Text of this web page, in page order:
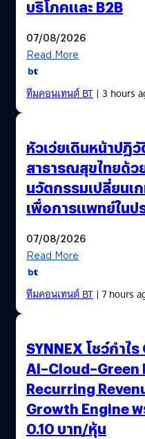
บริโภคและ B2B
07/08/2026
Read More
ทีมคอนเทนต์ BT| 3 hours
หัวเว่ยเดินหน้าปฏิ
สาธารณสุขไทยด้ว
นวัตกรรมเปลี่ยนเ
เพื่อการแพทย์ในป
07/08/2026
Read More
ทีมคอนเทนต์ BT| 7 hours
SYNNEX โชว์กำไ
AI–Cloud–Green
Recurring
Growth Engine
0.10 บาท/หุ้น